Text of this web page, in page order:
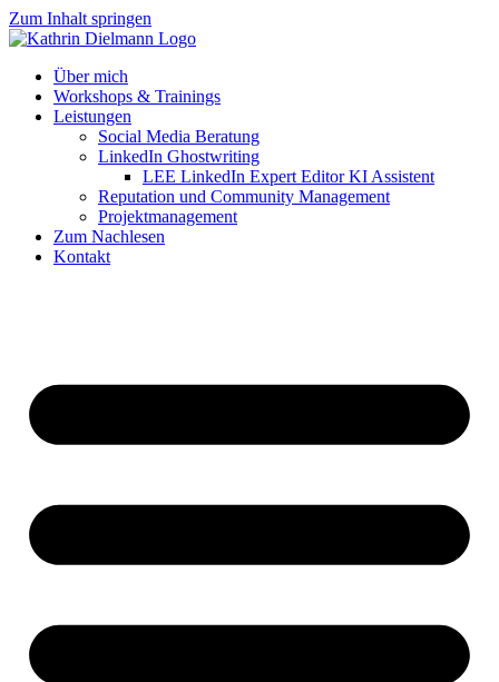
Zum Inhalt springen
Über mich
Workshops & Trainings
Leistungen
Social Media Beratung
LinkedIn Ghostwriting
LEE LinkedIn Expert Editor KI Assistent
Reputation und Community Management
Projektmanagement
Zum Nachlesen
Kontakt